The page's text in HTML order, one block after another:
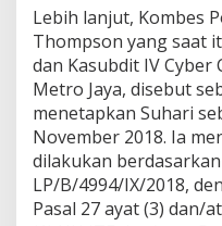
Lebih lanjut, Kombes
Thompson yang saat
dan Kasubdit IV
Metro Jaya, disebut
menetapkan Suhari
November 2018. Ia
dilakukan
LP/B/4994/IX/2018,
Pasal 27 ayat (3) dan/